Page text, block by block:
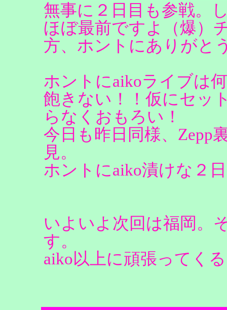
無事に２日目も参戦。
ほぼ最前ですよ（爆）
方、ホントにありがと
ホントにaikoライブは
飽きない！！仮にセッ
らなくおもろい！
今日も昨日同様、Zepp
見。
ホントにaiko漬けな２
いよいよ次回は福岡。
す。
aiko以上に頑張ってく